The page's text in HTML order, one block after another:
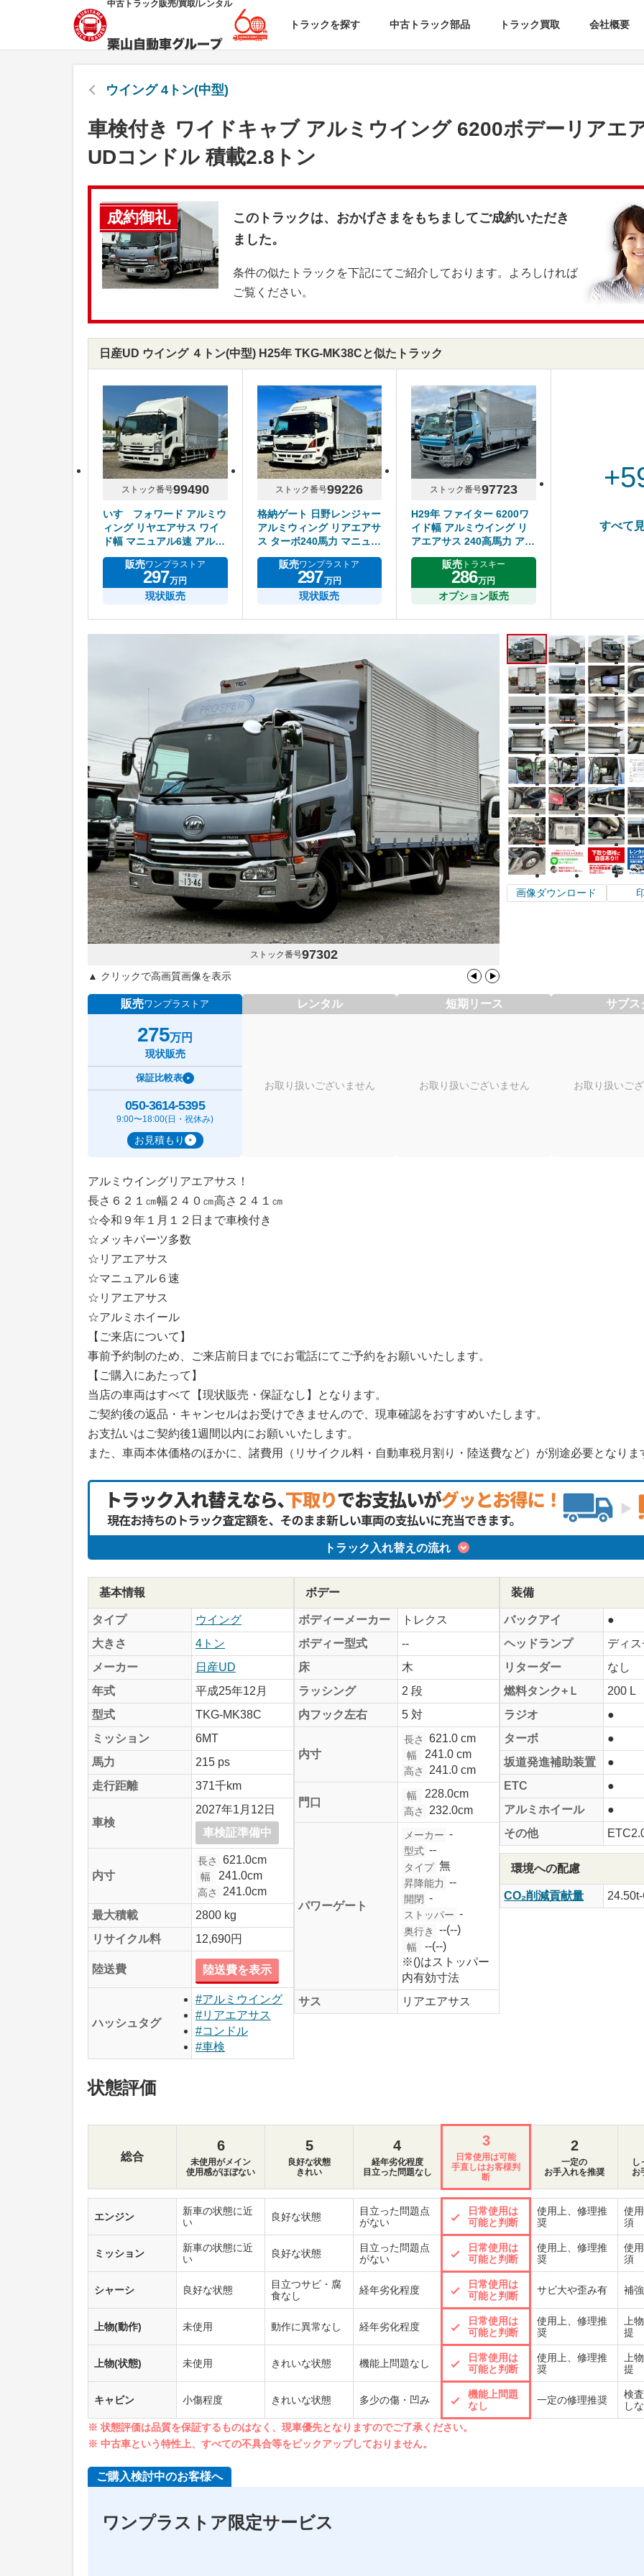
中古トラック販売/買取/レンタル
トラックを探す 中古トラック部品 トラック買取 会社概要
ウイング 4トン(中型)
車検付き ワイドキャブ アルミウイング 6200ボデーリアエ
UDコンドル 積載2.8トン
成約御礼
このトラックは、おかげさまをもちましてご成約いただき
ました。
条件の似たトラックを下記にてご紹介しております。よろしければ
ご覧ください。
日産UD ウイング ４トン(中型) H25年 TKG-MK38Cと似たトラック
ストック番号99490
いすゞフォワード アルミウ
ィング リヤエアサス ワイ
ド幅 マニュアル6速 アルミ
ホイール
販売ワンプラストア
297万円
現状販売
ストック番号99226
格納ゲート 日野レンジャー
アルミウィング リアエアサ
ス ターボ240馬力 マニュア
ル6速 積載2.3トン
販売ワンプラストア
297万円
現状販売
ストック番号97723
H29年 ファイター 6200ワ
イド幅 アルミウイング リ
アエアサス 240高馬力 アル
ミホイール メッキパーツ多
数 床鉄板 6MT
販売トラスキー
286万円
オプション販売
すべて
ストック番号97302
▲ クリックで高画質画像を表示
画像ダウンロード
販売ワンプラストア
275万円
現状販売
保証比較表
050-3614-5395
9:00〜18:00(日・祝休み)
お見積もり
レンタル
お取り扱いございません
短期リース
お取り扱いございません
サブス
お取り扱いご
アルミウイングリアエアサス！
長さ６２１㎝幅２４０㎝高さ２４１㎝
☆令和９年１月１２日まで車検付き
☆メッキパーツ多数
☆リアエアサス
☆マニュアル６速
☆リアエアサス
☆アルミホイール
【ご来店について】
事前予約制のため、ご来店前日までにお電話にてご予約をお願いいたします。
【ご購入にあたって】
当店の車両はすべて【現状販売・保証なし】となります。
ご契約後の返品・キャンセルはお受けできませんので、現車確認をおすすめいたします。
お支払いはご契約後1週間以内にお願いいたします。
また、車両本体価格のほかに、諸費用（リサイクル料・自動車税月割り・陸送費など）が別途必要となりま
トラック入れ替えの流れ
基本情報
タイプ
ウイング
大きさ
4トン
メーカー
日産UD
年式
平成25年12月
型式
TKG-MK38C
ミッション
6MT
馬力
215 ps
走行距離
371千km
車検
2027年1月12日
車検証準備中
内寸
長さ 621.0cm
幅 241.0cm
高さ
241.0cm
最大積載
2800 kg
リサイクル料
12,690円
陸送費 陸送費を表示
ハッシュタグ
#アルミウイング
#リアエアサス
#コンドル
#車検
ボデー
ボディーメーカー
トレクス
ボディー型式
--
床
木
ラッシング
2 段
内フック左右
5 対
内寸
長さ 621.0 cm
幅 241.0 cm
高さ 241.0 cm
門口
幅 228.0cm
高さ 232.0cm
パワーゲート
メーカー -
型式 --
タイプ 無
昇降能力 --
開閉 -
ストッパー -
奥行き --(--)
幅
--(--)
※()はストッパー
内有効寸法
サス
リアエアサス
装備
バックアイ
●
ヘッドランプ
ディ
リターダー
なし
燃料タンク+Ｌ
200 L
ラジオ
●
ターボ
●
坂道発進補助装置
●
ETC
●
アルミホイール
●
その他
環境への配慮
CO₂削減貢献量
状態評価
総合
6
未使用がメイン
使用感がほぼない
5
良好な状態
きれい
4
経年劣化程度
目立った問題なし
3
日常使用は可能
手直しはお客様判
断
2
一定の
お手入れを推奨
し
お
エンジン
新車の状態に近
い
良好な状態
目立った問題点
がない
日常使用は
可能と判断
使用上、修理推
奨
使
須
ミッション
新車の状態に近
い
良好な状態
目立った問題点
がない
日常使用は
可能と判断
使用上、修理推
奨
使
須
シャーシ 良好な状態
目立つサビ・腐
食なし
経年劣化程度
日常使用は
可能と判断
サビ大や歪み有 補
上物(動作) 未使用 動作に異常なし 経年劣化程度
日常使用は
可能と判断
使用上、修理推
奨
上
提
上物(状態) 未使用 きれいな状態 機能上問題なし
日常使用は
可能と判断
使用上、修理推
奨
上
提
キャビン 小傷程度 きれいな状態 多少の傷・凹み
機能上問題
なし
一定の修理推奨
検
し
※ 状態評価は品質を保証するものはなく、現車優先となりますのでご了承ください。
※ 中古車という特性上、すべての不具合等をピックアップしておりません。
ご購入検討中のお客様へ
ワンプラストア限定サービス